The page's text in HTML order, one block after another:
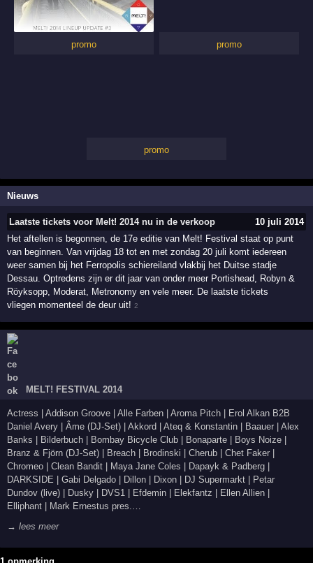
promo promo
promo
Nieuws
Laatste tickets voor Melt! 2014 nu in de verkoop
10 juli 2014
Het aftellen is begonnen, de 17e editie van Melt! Festival staat op punt
van beginnen. Van vrijdag 18 tot en met zondag 20 juli komt iedereen
weer samen bij het Ferropolis schiereiland vlakbij het Duitse stadje
Dessau. Optredens zijn er dit jaar van onder meer Portishead, Robyn &
Röyksopp, Moderat, Metronomy en vele meer. De laatste tickets
vliegen momenteel de deur uit!2
MELT! FESTIVAL 2014
Actress | Addison Groove | Alle Farben | Aroma Pitch | Erol Alkan B2B
Daniel Avery | Âme (DJ-Set) | Akkord | Ateq & Konstantin | Baauer | Alex
Banks | Bilderbuch | Bombay Bicycle Club | Bonaparte | Boys Noize |
Branz & Fjörn (DJ-Set) | Breach | Brodinski | Cherub | Chet Faker |
Chromeo | Clean Bandit | Maya Jane Coles | Dapayk & Padberg |
DARKSIDE | Gabi Delgado | Dillon | Dixon | DJ Supermarkt | Petar
Dundov (live) | Dusky | DVS1 | Efdemin | Elekfantz | Ellen Allien |
Elliphant | Mark Ernestus pres.…
→ lees meer